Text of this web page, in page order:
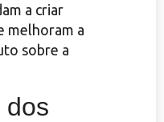
a criar
melhoram a
sobre a
dos